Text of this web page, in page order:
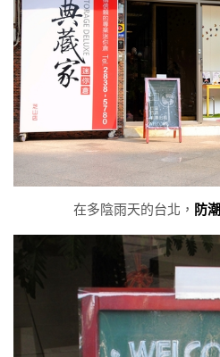
在多陰雨天的台北， 防潮